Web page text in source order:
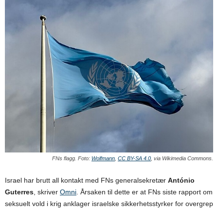
FNs flagg. Foto: Wolfmann CC BY-SA 4.0 , via Wikimedia Commons.
Israel har brutt all kontakt med FNs generalsekretær António
Guterres , skriver Omni . Årsaken til dette er at FNs siste rapport om
seksuelt vold i krig anklager israelske sikkerhetsstyrker for overgrep